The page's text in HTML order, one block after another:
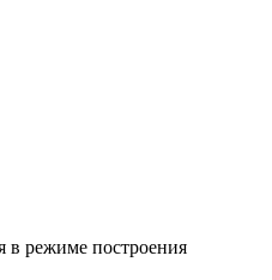
в режиме построения